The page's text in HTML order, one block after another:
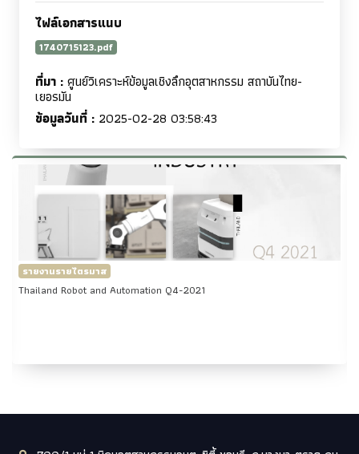
ไฟล์เอกสารแนบ
1740715123.pdf
ที่มา : ศูนย์วิเคราะห์ข้อมูลเชิงลึกอุตสาหกรรม สถาบันไทย-
เยอรมัน
ข้อมูลวันที่ : 2025-02-28 03:58:43
รายงานรายไตรมาส
Thailand Robot and Automation Q4-2021